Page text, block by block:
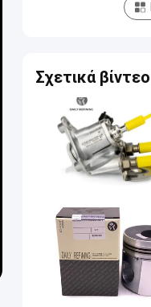
Σχετικά βίντεο